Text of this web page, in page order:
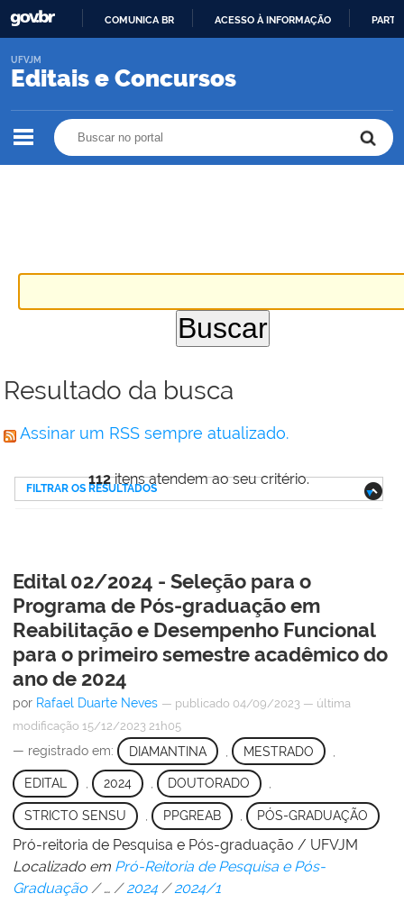
O
COMUNICA BR ACESSO À INFORMAÇÃO
Editais e Concursos
UFVJM
Resultado da busca
Assinar um RSS sempre atualizado.
112itens atendem ao seu critério.
FILTRAR OS RESULTADOS
Edital 02/2024 - Seleção para o
Programa de Pós-graduação em
Reabilitação e Desempenho Funcional
para o primeiro semestre acadêmico do
ano de 2024
por Rafael Duarte Neves — publicado 04/09/2023 — última
modificação 15/12/2023 21h05
— registrado em: DIAMANTINA MESTRADO
EDITAL , 2024 , DOUTORADO ,
STRICTO SENSU PPGREAB PÓS-GRADUAÇÃO
Pró-reitoria de Pesquisa e Pós-graduação / UFVJM
Localizado em Pró-Reitoria de Pesquisa e Pós-
Graduação /… /2024 /2024/1